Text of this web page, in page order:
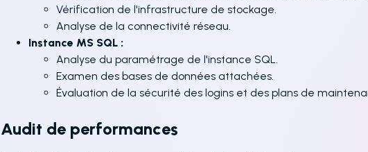
Vérification de l'infrastructure de stockage.
Analyse de la connectivité réseau.
Instance MS SQL :
Analyse du paramétrage de l'instance SQL.
Examen des bases de données attachées.
Évaluation de la sécurité des logins et des plans de
Audit de performances